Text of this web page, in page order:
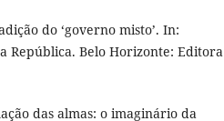
do ‘governo misto’. In:
República. Belo Horizonte: Editora
das almas: o imaginário da